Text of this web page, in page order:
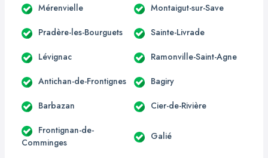
Mérenvielle Montaigut-sur-Save
Pradère-les-Bourguets Sainte-Livrade
Lévignac Ramonville-Saint-Agne
Antichan-de-Frontignes Bagiry
Barbazan Cier-de-Rivière
Frontignan-de-
Comminges
Galié